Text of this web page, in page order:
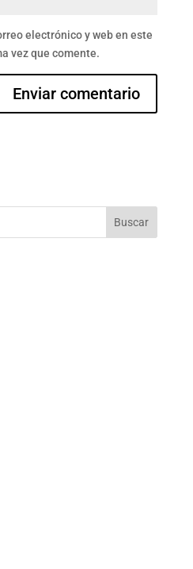
electrónico y web en este
vez que comente.